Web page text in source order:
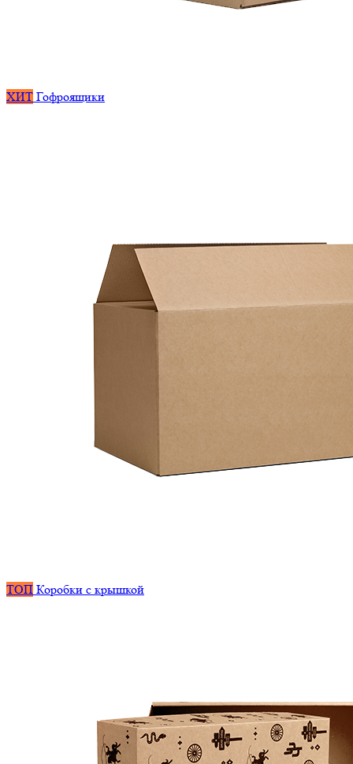
ХИТ Гофроящики
ТОП Коробки с крышкой